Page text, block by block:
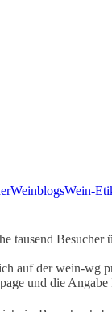
WeinblogsWein-
tausend
auf der wein-wg
und die